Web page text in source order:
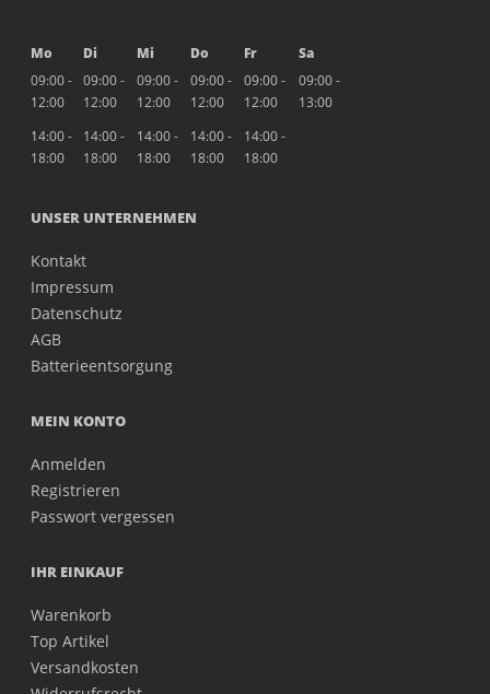
Mo Di Mi Do Fr
Sa
09:00 -
12:00
09:00 -
12:00
09:00 -
12:00
09:00 -
12:00
09:00 -
12:00
09:00 -
13:00
14:00 -
18:00
14:00 -
18:00
14:00 -
18:00
14:00 -
18:00
14:00 -
18:00
UNSER UNTERNEHMEN
Kontakt
Impressum
Datenschutz
AGB
Batterieentsorgung
MEIN KONTO
Anmelden
Registrieren
Passwort vergessen
IHR EINKAUF
Warenkorb
Top Artikel
Versandkosten